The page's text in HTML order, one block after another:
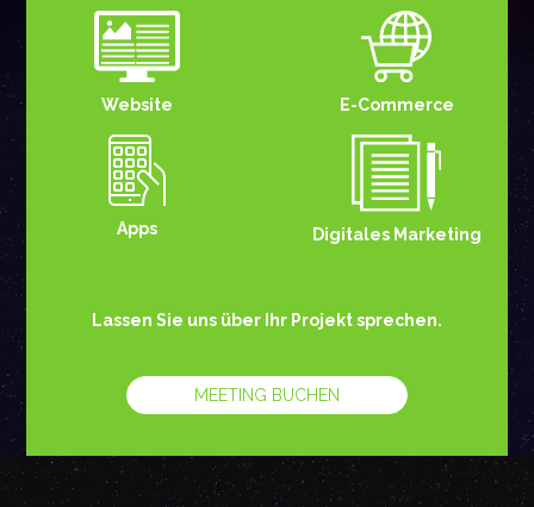
Website E-Commerce
Apps Digitales Marketing
Lassen Sie uns über Ihr Projekt sprechen.
MEETING BUCHEN